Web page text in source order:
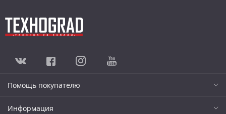
Помощь покупателю
Информация